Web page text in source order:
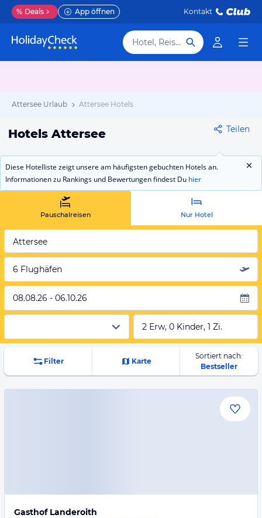
% Deals App öffnen Kontakt
Hotel, Reiseziel
Attersee Urlaub Attersee Hotels
Hotels Attersee Teilen
Diese Hotelliste zeigt unsere am häufigsten gebuchten Hotels an.
Informationen zu Rankings und Bewertungen findest Du hier
Pauschalreisen Nur Hotel
Attersee
6 Flughäfen
08.08.26 - 06.10.26
2 Erw, 0 Kinder, 1 Zi.
Filter Karte
Sortiert nach:
Bestseller
Gasthof Landeroith